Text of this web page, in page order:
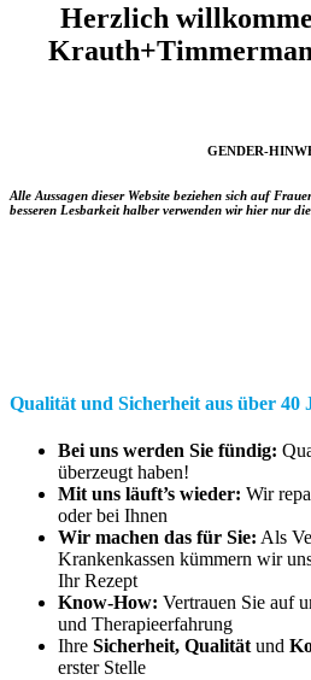
Herzlich
GENDER-
Alle Aussagen dieser Website beziehen sich auf
besseren Lesbarkeit halber verwenden wir hier nur
Qualität und Sicherheit aus über
Bei uns werden Sie fündig:
überzeugt haben!
Mit uns läuft’s wieder: Wir
oder bei Ihnen
Wir machen das für Sie: Als
Krankenkassen kümmern wir
Ihr Rezept
Know-How: Vertrauen Sie auf
und Therapieerfahrung
Ihre Sicherheit, Qualität und
erster Stelle